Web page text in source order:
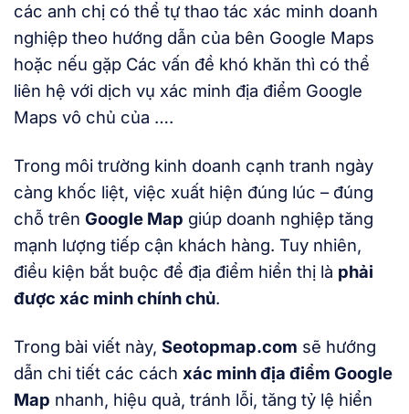
các anh chị có thể tự thao tác xác minh doanh
nghiệp theo hướng dẫn của bên Google Maps
hoặc nếu gặp Các vấn đề khó khăn thì có thể
liên hệ với dịch vụ xác minh địa điểm Google
Maps vô chủ của ….
Trong môi trường kinh doanh cạnh tranh ngày
càng khốc liệt, việc xuất hiện đúng lúc – đúng
chỗ trên Google Map giúp doanh nghiệp tăng
mạnh lượng tiếp cận khách hàng. Tuy nhiên,
điều kiện bắt buộc để địa điểm hiển thị là phải
được xác minh chính chủ.
Trong bài viết này, Seotopmap.com sẽ hướng
dẫn chi tiết các cách xác minh địa điểm Google
Map nhanh, hiệu quả, tránh lỗi, tăng tỷ lệ hiển